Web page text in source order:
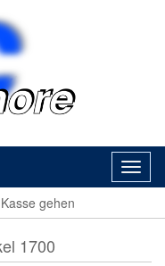
gehen
1700